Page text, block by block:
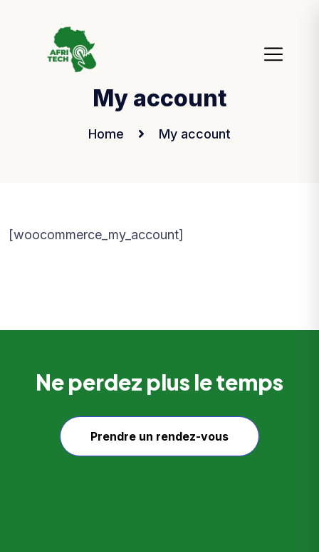
My account
Home My account
[woocommerce_my_account]
Ne perdez plus le temps
Prendre un rendez-vous